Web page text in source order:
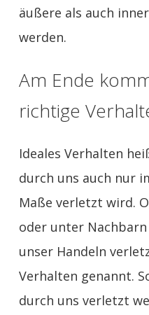
äußere als auch
werden.
Am Ende
richtige
Ideales Verhalten
durch uns auch nur
Maße verletzt wird.
oder unter
unser Handeln
Verhalten genannt.
durch uns verletzt